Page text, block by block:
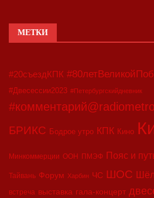
МЕТКИ
#20съездКПК
#Двесессии2023 #Петербургскийдневник
#комментарий@radiometro
БРИКС Бодрое утро КПК Кино
Минкоммерции ООН ПМЭФ Пояс и
Тайвань Форум Харбин ЧС ШОС
встреча выставка гала-концерт